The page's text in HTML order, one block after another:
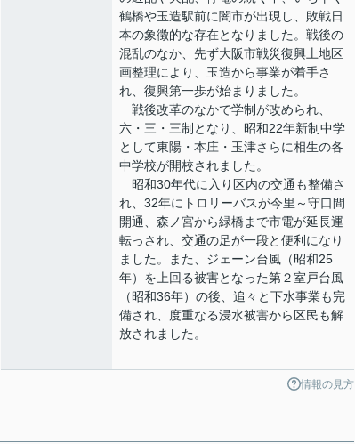
鶴橋や玉造駅前に闇市が出現し、敗戦日
本の象徴的な存在となりました。戦後の
混乱のなか、先ず大阪市戦災復興土地区
画整理により、玉造から事業が着手さ
れ、復興第一歩が始まりました。
戦後改革のなかで学制が改められ、
六・三・三制となり、昭和22年新制中学
として東陽・本庄・玉津さらに相生の各
中学校が開校されました。
昭和30年代に入り区内の交通も整備さ
れ、32年にトロリーバスが今里～守口間
開通、森ノ宮から緑橋まで市電が延長運
転っされ、交通の足が一段と便利になり
ました。また、ジェーン台風（昭和25
年）を上回る被害となった第２室戸台風
（昭和36年）の後、追々と下水事業も完
備され、度重なる浸水被害から区民も解
放されました。
情報の見方